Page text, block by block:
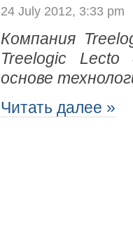
24 July 2012, 3:33 pm
Компания
Treelogic
основе
Читать далее »